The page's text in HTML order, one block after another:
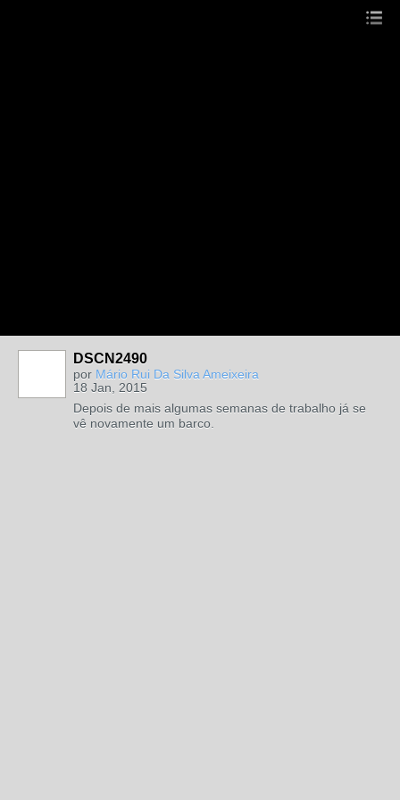
DSCN2490
por Mário Rui Da Silva Ameixeira
18 Jan, 2015
Depois de mais algumas semanas de trabalho já se
vê novamente um barco.